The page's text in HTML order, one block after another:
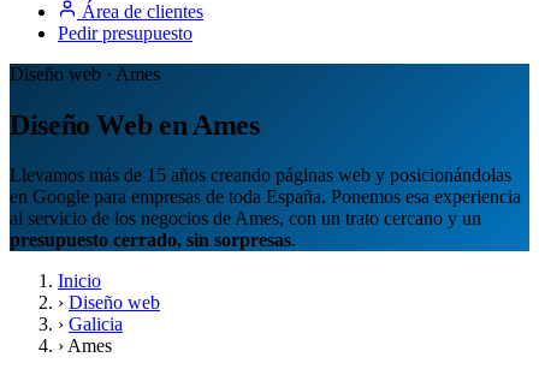
Área de clientes
Pedir presupuesto
Diseño web · Ames
Diseño Web en Ames
Llevamos más de 15 años creando páginas web y posicionándolas
en Google para empresas de toda España. Ponemos esa experiencia
al servicio de los negocios de Ames, con un trato cercano y un
presupuesto cerrado, sin sorpresas.
Inicio
› Diseño web
› Galicia
› Ames